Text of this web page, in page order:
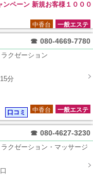
ンペーン 新規お客様１０００
一般エステ
中香台
☎ 080-4669-7780
クゼーション
分
一般エステ
中香台
口コミ
☎ 080-4627-3230
クゼーション・マッサージ